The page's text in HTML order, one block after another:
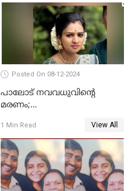
ആശുപത്രി എം.ഡി ഷംസുദ്ദീൻ
Posted On 08-12-2024
പാലോട് നവവധുവിന്റെ
മരണം;
സ്ഥിരീകരിച്ച് പൊലീസ്
1 Min Read View All